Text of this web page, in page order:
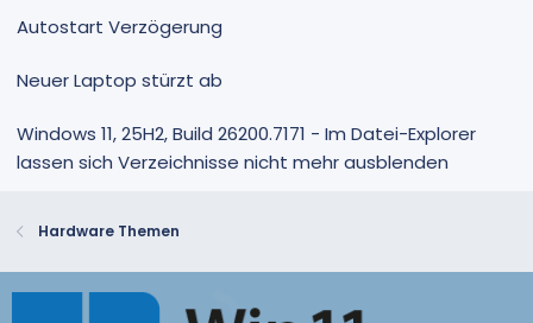
Autostart Verzögerung
Neuer Laptop stürzt ab
Windows 11, 25H2, Build 26200.7171 - Im Datei-Explorer
lassen sich Verzeichnisse nicht mehr ausblenden
Hardware Themen